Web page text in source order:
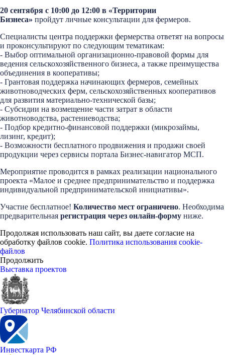
20 сентября с 10:00 до 12:00 в «Территории
Бизнеса» пройдут личные консультации для фермеров.
Специалисты центра поддержки фермерства ответят на вопросы
и проконсультируют по следующим тематикам:
- Выбор оптимальной организационно-правовой формы для
ведения сельскохозяйственного бизнеса, а также преимущества
объединения в кооперативы;
- Грантовая поддержка начинающих фермеров, семейных
животноводческих ферм, сельскохозяйственных кооперативов
для развития материально-технической базы;
- Субсидии на возмещение части затрат в области
животноводства, растениеводства;
- Подбор кредитно-финансовой поддержки (микрозаймы,
лизинг, кредит);
- Возможности бесплатного продвижения и продажи своей
продукции через сервисы портала Бизнес-навигатор МСП.
Мероприятие проводится в рамках реализации национального
проекта «Малое и среднее предпринимательство и поддержка
индивидуальной предпринимательской инициативы».
Участие бесплатное! Количество мест ограничено. Необходима
предварительная регистрация через онлайн-форму ниже.
Продолжая использовать наш сайт, вы даете согласие на
обработку файлов cookie. Политика использования cookie-
файлов
Продолжить
Выставка проектов
Губернатор Челябинской области
Инвесткарта РФ